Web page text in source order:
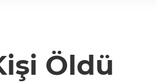
Öldü